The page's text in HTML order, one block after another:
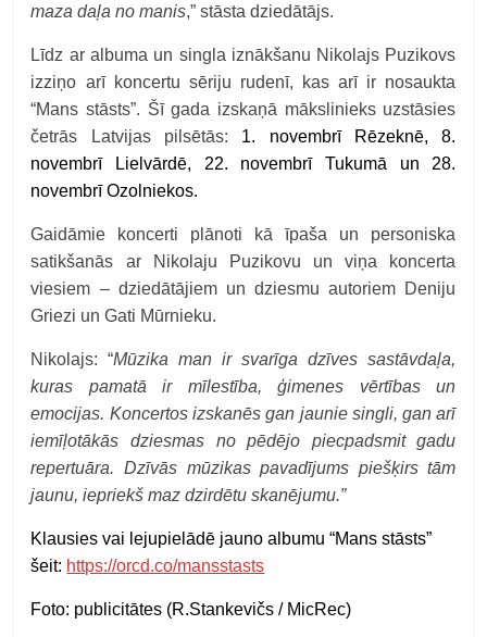
maza daļa no manis,” stāsta dziedātājs.
Līdz ar albuma un singla iznākšanu Nikolajs Puzikovs
izziņo arī koncertu sēriju rudenī, kas arī ir nosaukta
“Mans stāsts”. Šī gada izskaņā mākslinieks uzstāsies
četrās Latvijas pilsētās: 1. novembrī Rēzeknē, 8.
novembrī Lielvārdē, 22. novembrī Tukumā un 28.
novembrī Ozolniekos.
Gaidāmie koncerti plānoti kā īpaša un personiska
satikšanās ar Nikolaju Puzikovu un viņa koncerta
viesiem – dziedātājiem un dziesmu autoriem Deniju
Griezi un Gati Mūrnieku.
Nikolajs: “Mūzika man ir svarīga dzīves sastāvdaļa,
kuras pamatā ir mīlestība, ģimenes vērtības un
emocijas. Koncertos izskanēs gan jaunie singli, gan arī
iemīļotākās dziesmas no pēdējo piecpadsmit gadu
repertuāra. Dzīvās mūzikas pavadījums piešķirs tām
jaunu, iepriekš maz dzirdētu skanējumu.”
Klausies vai lejupielādē jauno albumu “Mans stāsts”
šeit: https://orcd.co/mansstasts
Foto: publicitātes (R.Stankevičs / MicRec)